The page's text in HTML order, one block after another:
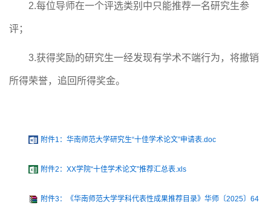
2.每位导师在一个评选类别中只能推荐一名研究生参
评；
3.获得奖励的研究生一经发现有学术不端行为，将撤销
所得荣誉，追回所得奖金。
附件1：华南师范大学研究生“十佳学术论文”申请表.doc
附件2：XX学院“十佳学术论文”推荐汇总表.xls
附件3：《华南师范大学学科代表性成果推荐目录》华师〔2025〕64